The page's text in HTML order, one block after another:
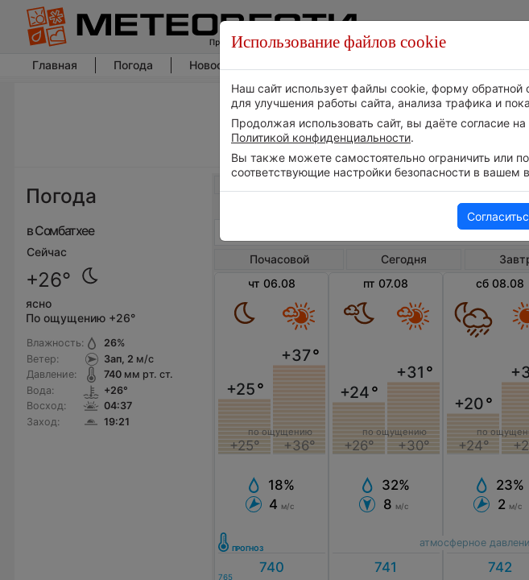
Главная Погода Новости погоды
Погода
в Сомбатхее
Сейчас
+26°
ясно
По ощущению +26°
Влажность:
Ветер:
Давление:
Вода:
Восход:
Заход:
26%
Зап, 2 м/с
740мм рт. ст.
+26°
04:37
19:21
Погода в Сомбатхее
Почасовой Сегодня
чт 06.08
+25°
+25°
+37°
+36°
по ощущению
18%
4 м/с
пт 07.08
+24°
+26°
+31 °
+30°
по ощущению
32%
8 м/с
сб 08.08
+20°
+24°
по
23%
2 м/с
атмосферное
Использование файлов cookie
Наш сайт использует файлы cookie, форму
для улучшения работы сайта, анализа трафика и
Продолжая использовать сайт, вы даёте согласие
Политикой конфиденциальности.
Вы также можете самостоятельно ограничить или
соответствующие настройки безопасности в вашем